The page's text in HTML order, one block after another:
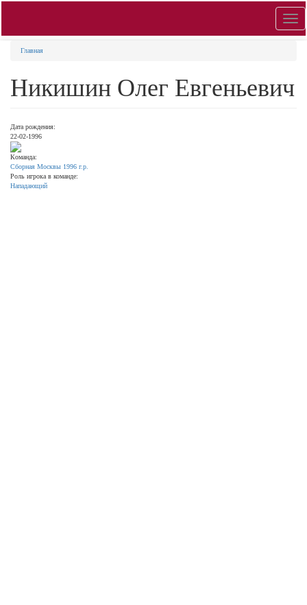
Главная
Никишин Олег Евгеньевич
Дата рождения:
22-02-1996
Команда:
Сборная Москвы 1996 г.р.
Роль игрока в команде:
Нападающий